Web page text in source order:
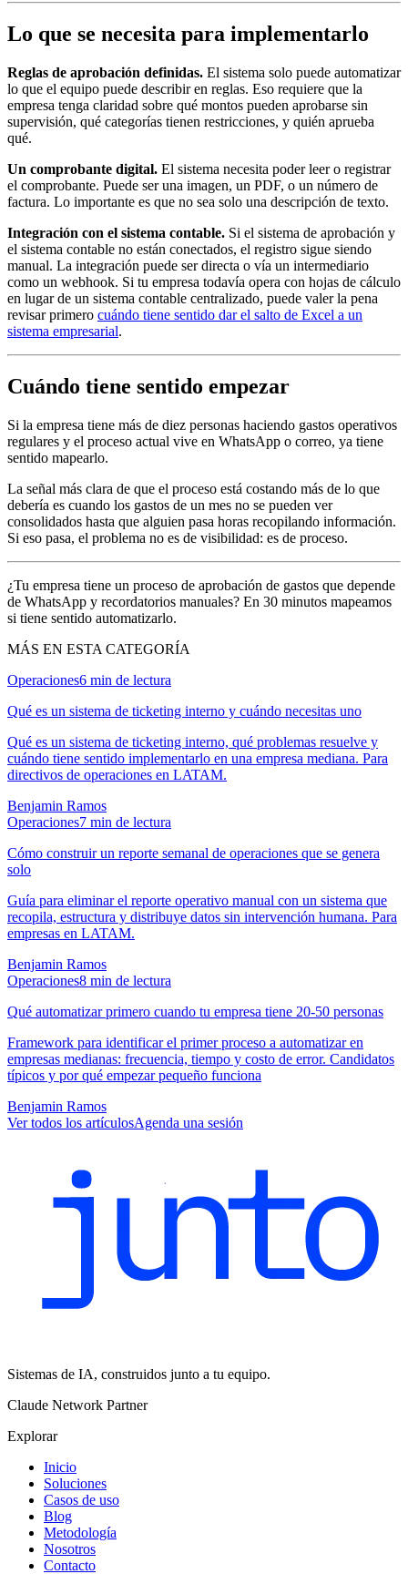
Lo que se necesita para implementarlo
Reglas de aprobación definidas. El sistema solo puede automatizar
lo que el equipo puede describir en reglas. Eso requiere que la
empresa tenga claridad sobre qué montos pueden aprobarse sin
supervisión, qué categorías tienen restricciones, y quién aprueba
qué.
Un comprobante digital. El sistema necesita poder leer o registrar
el comprobante. Puede ser una imagen, un PDF, o un número de
factura. Lo importante es que no sea solo una descripción de texto.
Integración con el sistema contable. Si el sistema de aprobación y
el sistema contable no están conectados, el registro sigue siendo
manual. La integración puede ser directa o vía un intermediario
como un webhook. Si tu empresa todavía opera con hojas de cálculo
en lugar de un sistema contable centralizado, puede valer la pena
revisar primero cuándo tiene sentido dar el salto de Excel a un
sistema empresarial.
Cuándo tiene sentido empezar
Si la empresa tiene más de diez personas haciendo gastos operativos
regulares y el proceso actual vive en WhatsApp o correo, ya tiene
sentido mapearlo.
La señal más clara de que el proceso está costando más de lo que
debería es cuando los gastos de un mes no se pueden ver
consolidados hasta que alguien pasa horas recopilando información.
Si eso pasa, el problema no es de visibilidad: es de proceso.
¿Tu empresa tiene un proceso de aprobación de gastos que depende
de WhatsApp y recordatorios manuales? En 30 minutos mapeamos
si tiene sentido automatizarlo.
MÁS EN ESTA CATEGORÍA
Operaciones6 min de lectura
Qué es un sistema de ticketing interno y cuándo necesitas uno
Qué es un sistema de ticketing interno, qué problemas resuelve y
cuándo tiene sentido implementarlo en una empresa mediana. Para
directivos de operaciones en LATAM.
Benjamin Ramos
Operaciones7 min de lectura
Cómo construir un reporte semanal de operaciones que se genera
solo
Guía para eliminar el reporte operativo manual con un sistema que
recopila, estructura y distribuye datos sin intervención humana. Para
empresas en LATAM.
Benjamin Ramos
Operaciones8 min de lectura
Qué automatizar primero cuando tu empresa tiene 20-50 personas
Framework para identificar el primer proceso a automatizar en
empresas medianas: frecuencia, tiempo y costo de error. Candidatos
típicos y por qué empezar pequeño funciona
Benjamin Ramos
Ver todos los artículosAgenda una sesión
Sistemas de IA, construidos junto a tu equipo.
Claude Network Partner
Explorar
Inicio
Soluciones
Casos de uso
Blog
Metodología
Nosotros
Contacto